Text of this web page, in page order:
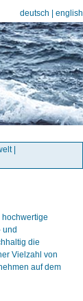
|
deutsch english
hochwertige
und
die
Vielzahl von
auf dem